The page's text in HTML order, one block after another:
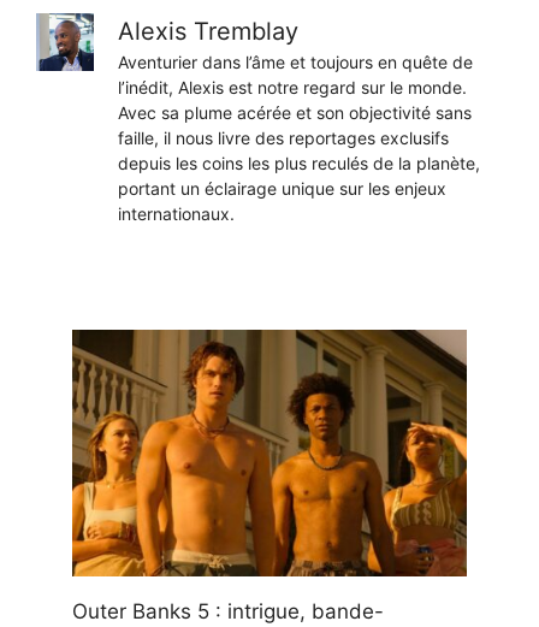
Alexis Tremblay
Aventurier dans l’âme et toujours en quête de
l’inédit, Alexis est notre regard sur le monde.
Avec sa plume acérée et son objectivité sans
faille, il nous livre des reportages exclusifs
depuis les coins les plus reculés de la planète,
portant un éclairage unique sur les enjeux
internationaux.
Outer Banks 5 : intrigue, bande-